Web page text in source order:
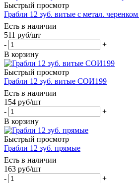
Быстрый просмотр
Грабли 12 зуб. витые с метал.
Есть в наличии
511 руб/шт
-
+
В корзину
Быстрый просмотр
Грабли 12 зуб. витые СОИ199
Есть в наличии
154 руб/шт
-
+
В корзину
Быстрый просмотр
Грабли 12 зуб. прямые
Есть в наличии
163 руб/шт
-
+